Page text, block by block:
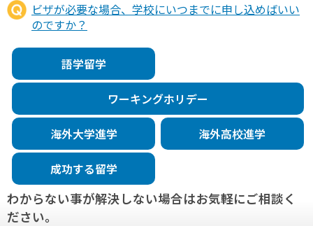
ビザが必要な場合、学校にいつまでに申し込めばいい
のですか？
語学留学
ワーキングホリデー
海外大学進学 海外高校進学
成功する留学
わからない事が解決しない場合はお気軽にご相談く
ださい。